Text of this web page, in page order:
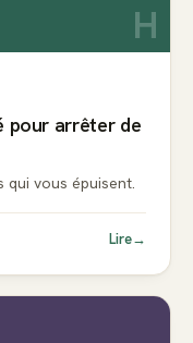
H
pour arrêter de
qui vous épuisent.
Lire→